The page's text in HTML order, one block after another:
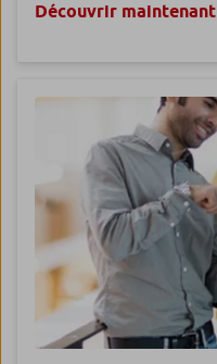
Découvrir maintenant